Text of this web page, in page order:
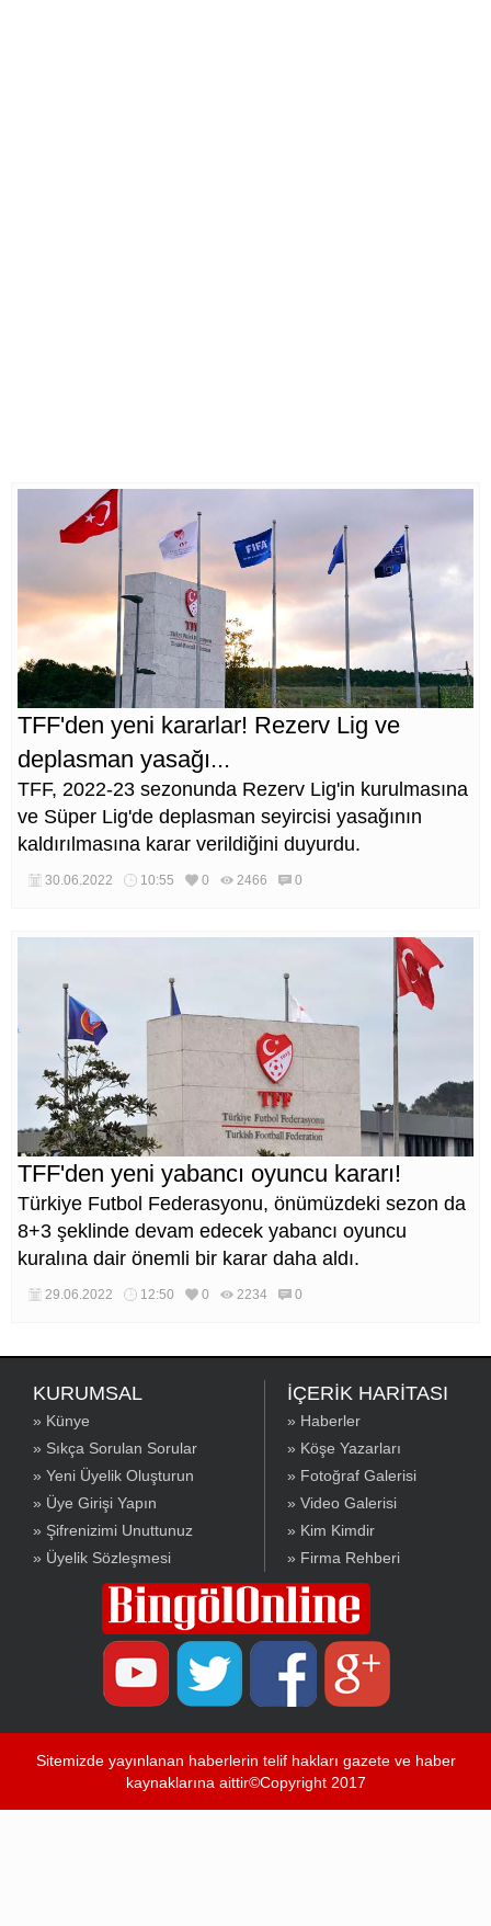
TFF'den yeni kararlar! Rezerv Lig ve
deplasman yasağı...
TFF, 2022-23 sezonunda Rezerv Lig'in kurulmasına
ve Süper Lig'de deplasman seyircisi yasağının
kaldırılmasına karar verildiğini duyurdu.
30.06.2022 10:55 0 2466 0
TFF'den yeni yabancı oyuncu kararı!
Türkiye Futbol Federasyonu, önümüzdeki sezon da
8+3 şeklinde devam edecek yabancı oyuncu
kuralına dair önemli bir karar daha aldı.
29.06.2022 12:50 0 2234 0
KURUMSAL
» Künye
» Sıkça Sorulan Sorular
» Yeni Üyelik Oluşturun
» Üye Girişi Yapın
» Şifrenizimi Unuttunuz
» Üyelik Sözleşmesi
İÇERİK HARİTASI
» Haberler
» Köşe Yazarları
» Fotoğraf Galerisi
» Video Galerisi
» Kim Kimdir
» Firma Rehberi
Sitemizde yayınlanan haberlerin telif hakları gazete ve haber
kaynaklarına aittir©Copyright 2017